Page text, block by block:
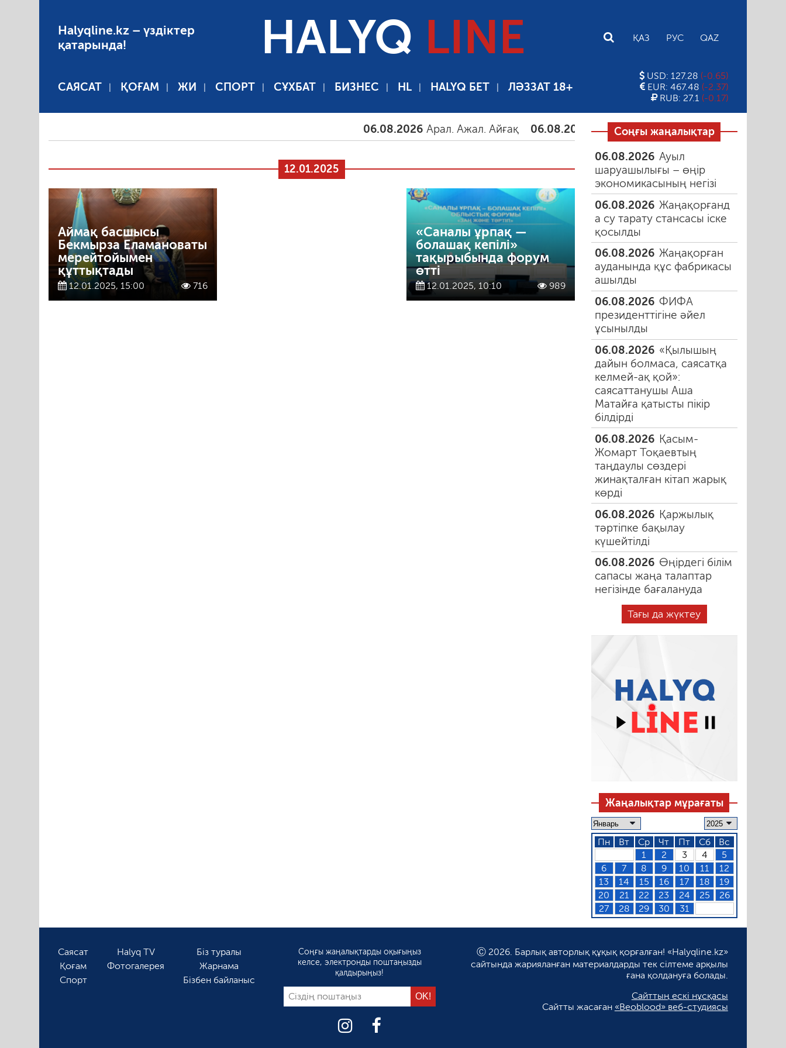
Halyqline.kz – үздіктер
қатарында!
HALYQ LINE ҚАЗ РУС QAZ
САЯСАТ ҚОҒАМ ЖИ СПОРТ СҰХБАТ БИЗНЕС HL HALYQ БЕТ ЛӘЗЗАТ 18+
USD: 127.28 (-0.65)
EUR: 467.48 (-2.37)
RUB: 27.1 (-0.17)
06.08.2026 Арал. Ажал. Айғақ 06.08.2026 Тамыздағы таңғы түтін 06.08.2026
12.01.2025
Аймақ басшысы
Бекмырза Еламановаты
мерейтойымен
құттықтады
12.01.2025, 15:00 716
«Саналы ұрпақ —
болашақ кепілі»
тақырыбында форум
өтті
12.01.2025, 10:10 989
Соңғы жаңалықтар
06.08.2026 Ауыл
шаруашылығы – өңір
экономикасының негізі
06.08.2026 Жаңақорғанд
а су тарату стансасы іске
қосылды
06.08.2026 Жаңақорған
ауданында құс фабрикасы
ашылды
06.08.2026 ФИФА
президенттігіне әйел
ұсынылды
06.08.2026 «Қылышың
дайын болмаса, саясатқа
келмей-ақ қой»:
саясаттанушы Аша
Матайға қатысты пікір
білдірді
06.08.2026 Қасым-
Жомарт Тоқаевтың
таңдаулы сөздері
жинақталған кітап жарық
көрді
06.08.2026 Қаржылық
тәртіпке бақылау
күшейтілді
06.08.2026 Өңірдегі білім
сапасы жаңа талаптар
негізінде бағалануда
Тағы да жүктеу
Жаңалықтар мұрағаты
Пн Вт Ср Чт Пт Сб
Вс
1
2 3 4
5
6
7 8 9 10 11
12
13
14 15 16 17 18
19
20
21 22 23 24 25
26
27
28 29 30 31
Саясат
Қоғам
Спорт
Halyq TV
Фотогалерея
Біз туралы
Жарнама
Бізбен байланыс
Соңғы жаңалықтарды оқығыңыз
келсе, электронды поштаңызды
қалдырыңыз!
Ⓒ 2026. Барлық авторлық құқық қорғалған! «Halyqline.kz»
сайтында жарияланған материалдарды тек сілтеме арқылы
ғана қолдануға болады.
Сайттың ескі нұсқасы
Сайтты жасаған «Beoblood» веб-студиясы